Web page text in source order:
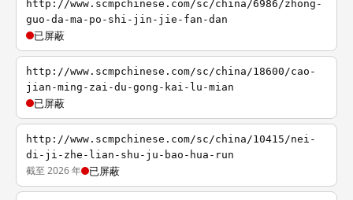
http://www.scmpchinese.com/sc/china/6986/zhong-
guo-da-ma-po-shi-jin-jie-fan-dan
已屏蔽
http://www.scmpchinese.com/sc/china/18600/cao-
jian-ming-zai-du-gong-kai-lu-mian
已屏蔽
http://www.scmpchinese.com/sc/china/10415/nei-
di-ji-zhe-lian-shu-ju-bao-hua-run
截至 2026 年 已屏蔽